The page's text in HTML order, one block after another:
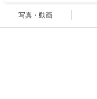
写真・動画